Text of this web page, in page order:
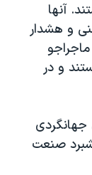
آنها
و هشدار
و در
جهانگردی
صنعت